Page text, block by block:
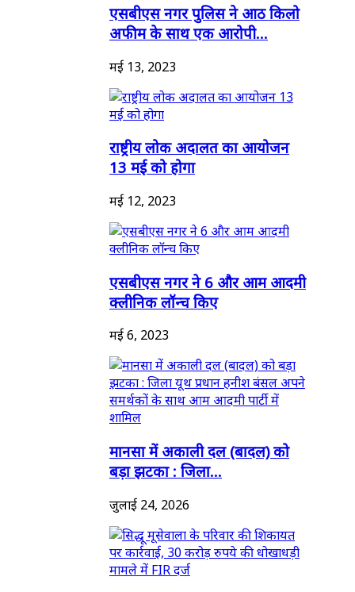
एसबीएस नगर पुलिस ने आठ किलो
अफीम के साथ एक आरोपी...
मई 13, 2023
राष्ट्रीय लोक अदालत का आयोजन
13 मई को होगा
मई 12, 2023
एसबीएस नगर ने 6 और आम आदमी
क्लीनिक लॉन्च किए
मई 6, 2023
मानसा में अकाली दल (बादल) को
बड़ा झटका : जिला...
जुलाई 24, 2026